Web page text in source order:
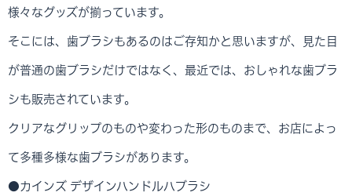
様々なグッズが揃っています。
そこには、歯ブラシもあるのはご存知かと思いますが、見た目
が普通の歯ブラシだけではなく、最近では、おしゃれな歯ブラ
シも販売されています。
クリアなグリップのものや変わった形のものまで、お店によっ
て多種多様な歯ブラシがあります。
●カインズ デザインハンドルハブラシ